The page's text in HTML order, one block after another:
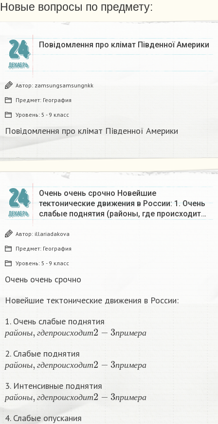
Новые вопросы по предмету:
24
ДЕКАБРЬ
Повідомлення про клімат Південної Америки
Автор: zamsungsamsungnkk
Предмет: География
Уровень: 5 - 9 класс
Повідомлення про клімат Південної Америки
24
ДЕКАБРЬ
Очень очень срочно Новейшие
тектонические движения в России: 1. Очень
слабые поднятия (районы, где происходит…
Автор: illariadakova
Предмет: География
Уровень: 5 - 9 класс
Очень очень срочно
Новейшие тектонические движения в России:
1. Очень слабые поднятия
р а й о н ы г депр о исх о д ит пр имера
районы,гдепр оисходи 2
2. Слабые поднятия
р а й о н ы г депр о исх о д ит пр имера
районы, гдепрои д 2
3. Интенсивные поднятия
р а й о н ы г депр о исх о д ит пр имера
районы,гдепроисходи 2
4. Слабые опускания